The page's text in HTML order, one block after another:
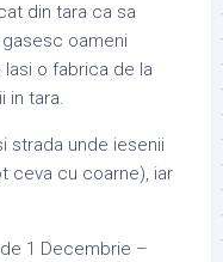
din tara ca sa
oameni
o fabrica de la
in tara.
strada unde iesenii
ceva cu coarne), iar
1 Decembrie –